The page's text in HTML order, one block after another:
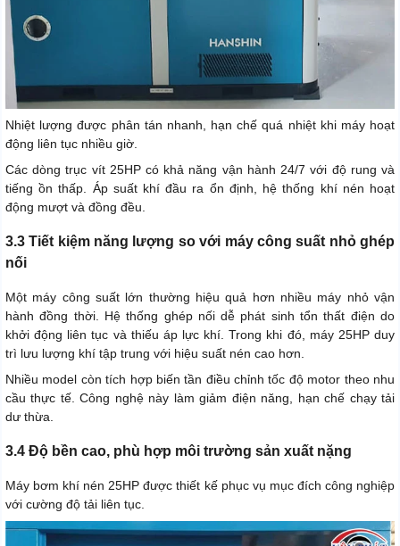
Nhiệt lượng được phân tán nhanh, hạn chế quá nhiệt khi máy hoạt
động liên tục nhiều giờ.
Các dòng trục vít 25HP có khả năng vận hành 24/7 với độ rung và
tiếng ồn thấp. Áp suất khí đầu ra ổn định, hệ thống khí nén hoạt
động mượt và đồng đều.
3.3 Tiết kiệm năng lượng so với máy công suất nhỏ ghép
nối
Một máy công suất lớn thường hiệu quả hơn nhiều máy nhỏ vận
hành đồng thời. Hệ thống ghép nối dễ phát sinh tổn thất điện do
khởi động liên tục và thiếu áp lực khí. Trong khi đó, máy 25HP duy
trì lưu lượng khí tập trung với hiệu suất nén cao hơn.
Nhiều model còn tích hợp biến tần điều chỉnh tốc độ motor theo nhu
cầu thực tế. Công nghệ này làm giảm điện năng, hạn chế chạy tải
dư thừa.
3.4 Độ bền cao, phù hợp môi trường sản xuất nặng
Máy bơm khí nén 25HP được thiết kế phục vụ mục đích công nghiệp
với cường độ tải liên tục.